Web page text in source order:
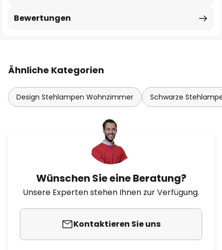
Bewertungen
Ähnliche Kategorien
Design Stehlampen Wohnzimmer Schwarze
Wünschen Sie eine Beratung?
Unsere Experten stehen Ihnen zur Verfügung.
Kontaktieren Sie uns